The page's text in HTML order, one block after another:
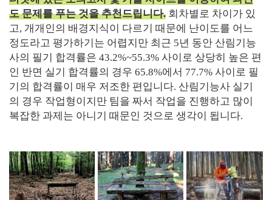
도 문제를 푸는 것을 추천드립니다. 회차별로 차이가 있
고, 개개인의 배경지식이 다르기 때문에 난이도를 어느
정도라고 평가하기는 어렵지만 최근 5년 동안 산림기능
사의 필기 합격률은 43.2%~55.3% 사이로 상당히 높은 편
인 반면 실기 합격률의 경우 65.8%에서 77.7% 사이로 필
기의 합격률이 매우 저조한 편입니다. 산림기능사 실기
의 경우 작업형이지만 팀을 짜서 작업을 진행하고 많이
복잡한 과제는 아니기 때문인 것으로 생각이 됩니다.